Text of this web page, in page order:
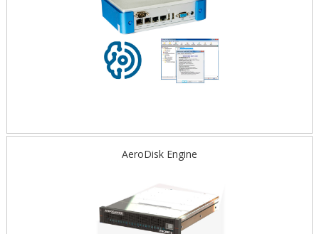
AeroDisk Engine